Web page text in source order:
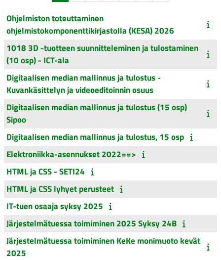
Ohjelmiston toteuttaminen
ohjelmistokomponenttikirjastolla (KESA) 2026
1018 3D -tuotteen suunnitteleminen ja tulostaminen
(10 osp) - ICT-ala
Digitaalisen median mallinnus ja tulostus -
Kuvankäsittelyn ja videoeditoinnin osuus
Digitaalisen median mallinnus ja tulostus (15 osp)
Sipoo
Digitaalisen median mallinnus ja tulostus, 15 osp
Elektroniikka-asennukset 2022==>
HTML ja CSS - SETI24
HTML ja CSS lyhyet perusteet
IT-tuen osaaja syksy 2025
Järjestelmätuessa toimiminen 2025 Syksy 24B
Järjestelmätuessa toimiminen KeKe monimuoto kevät
2025